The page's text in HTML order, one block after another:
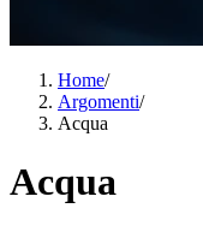
Home/
Argomenti/
Acqua
Acqua